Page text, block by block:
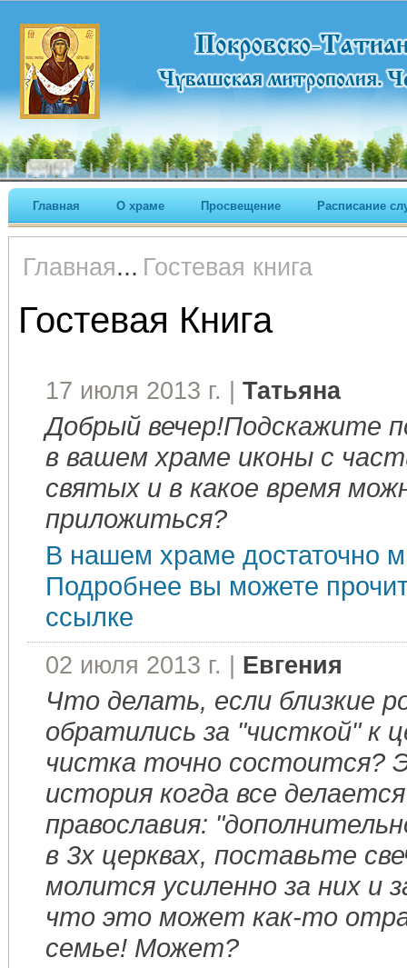
Главная О храме Просвещение Расписание
Главная... Гостевая книга
Гостевая Книга
17 июля 2013 г. | Татьяна
Добрый вечер!Подскажите
в вашем храме иконы с
святых и в какое время
приложиться?
В нашем храме достаточно
Подробнее вы можете
ссылке
02 июля 2013 г. | Евгения
Что делать, если близкие
обратились за "чисткой" к
чистка точно состоится?
история когда все
православия:
в 3х церквах, поставьте
молится усиленно за них и
что это может как-то
семье! Может?